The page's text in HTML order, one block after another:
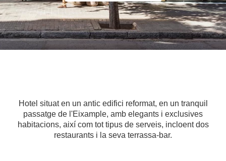
Hotel situat en un antic edifici reformat, en un tranquil
passatge de l'Eixample, amb elegants i exclusives
habitacions, així com tot tipus de serveis, incloent dos
restaurants i la seva terrassa-bar.